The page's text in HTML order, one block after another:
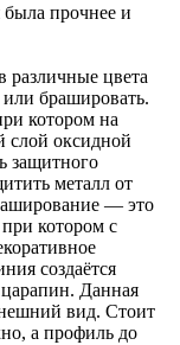
прочнее и
цвета
брашировать.
котором на
слой оксидной
защитного
металл от
— это
котором с
создаётся
Данная
вид. Стоит
а профиль до